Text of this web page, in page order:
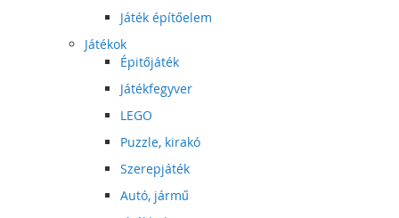
Játék építőelem
Játékok
Épitőjáték
Játékfegyver
LEGO
Puzzle, kirakó
Szerepjáték
Autó, jármű